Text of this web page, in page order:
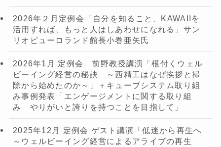
2026年２月定例会「自分を知ること、KAWAIIを
活用すれば、もっと人はしあわせになれる」サン
リオピューロランド館長小巻亜矢氏
2026年1月 定例会 前野教授講演「根付くウェル
ビーイング経営の秘訣 ～西精工はなぜ挨拶と掃
除から始めたのか～」＋キューブシステム取り組
み事例発表「エンゲージメントに関する取り組
み やりがいと誇りを持つことを目指して」
2025年12月 定例会 ゲスト講演「低迷から再生へ
～ウェルビーイング経営によるアライブの再生